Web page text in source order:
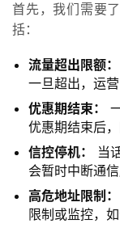
首先，我们需要
括：
流量超出限额：
一旦超出，运
优惠期结束：
优惠期结束后
信控停机：
当
会暂时中断通
高危地址限制：
限制或监控，